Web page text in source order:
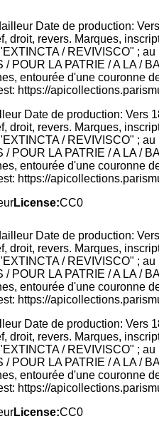
Date de production:
droit, revers. Marques,
/ REVIVISCO" ;
POUR LA PATRIE / A LA /
entourée d'une couronne
https://
License:CC0
Date de production:
droit, revers. Marques,
/ REVIVISCO" ;
POUR LA PATRIE / A LA /
entourée d'une couronne
https://
License:CC0